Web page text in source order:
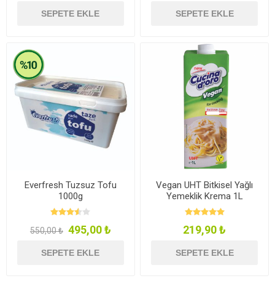
SEPETE EKLE SEPETE EKLE
Everfresh Tuzsuz Tofu
1000g
550,00 ₺ 495,00 ₺
SEPETE EKLE
Vegan UHT Bitkisel Yağlı
Yemeklik Krema 1L
219,90 ₺
SEPETE EKLE